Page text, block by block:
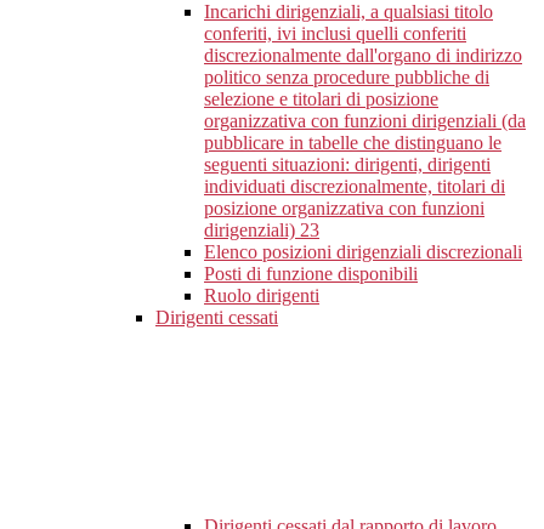
Incarichi dirigenziali, a qualsiasi titolo
conferiti, ivi inclusi quelli conferiti
discrezionalmente dall'organo di indirizzo
politico senza procedure pubbliche di
selezione e titolari di posizione
organizzativa con funzioni dirigenziali (da
pubblicare in tabelle che distinguano le
seguenti situazioni: dirigenti, dirigenti
individuati discrezionalmente, titolari di
posizione organizzativa con funzioni
dirigenziali) 23
Elenco posizioni dirigenziali discrezionali
Posti di funzione disponibili
Ruolo dirigenti
Dirigenti cessati